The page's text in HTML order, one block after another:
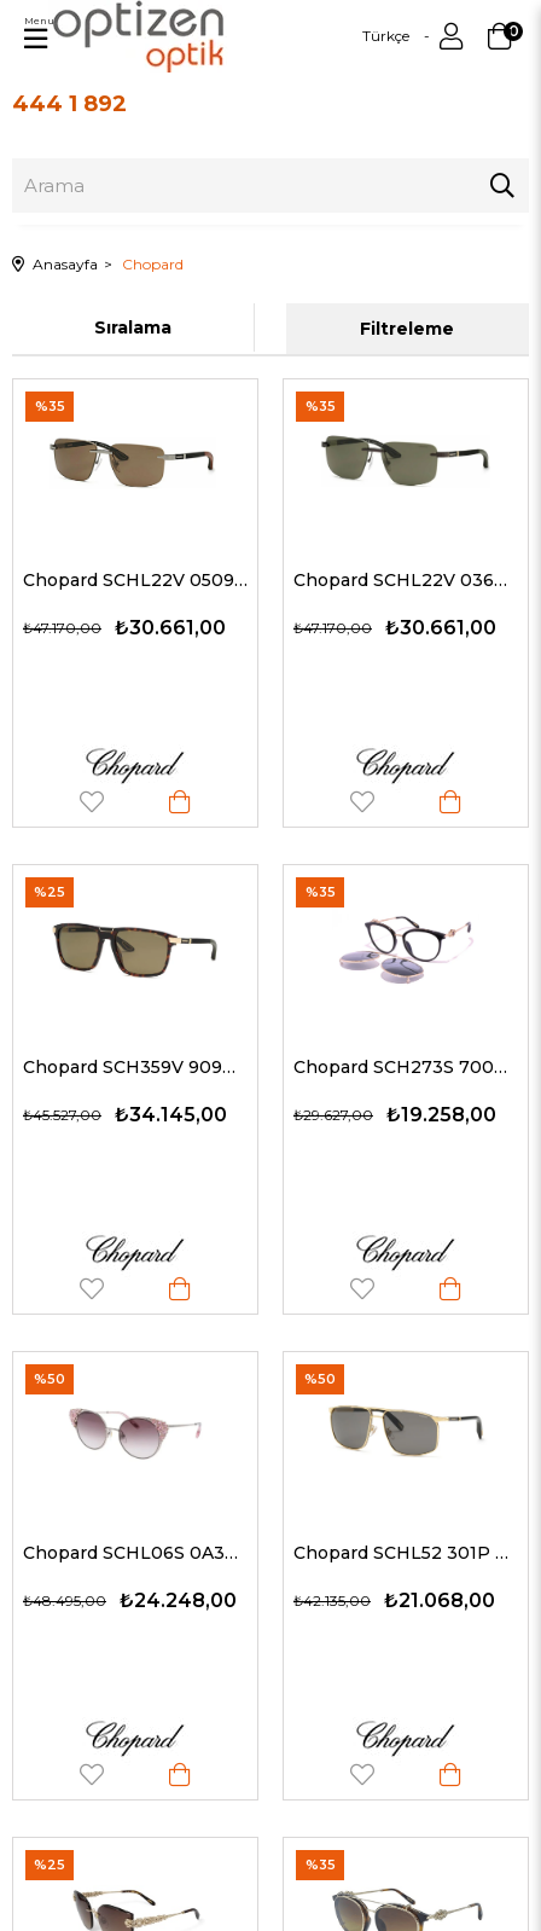
444 1 892
Türkçe 0
Menu
Anasayfa Chopard
Filtreleme
Sıralama
Chopard SCHL22V 0509 61 G Erkek Güneş Gözlükleri
₺30.661,00
₺47.170,00
%35
Chopard SCHL22V 0360 61 G Erkek Güneş Gözlükleri
₺30.661,00
₺47.170,00
%35
Chopard SCH359V 909P 60 G Erkek Güneş Gözlükleri
₺34.145,00
₺45.527,00
%25
Chopard SCH273S 700P 53-19 G Kadın Güneş Gözlükleri
₺19.258,00
₺29.627,00
%35
Chopard SCHL06S 0A39 53 Kadın Güneş Gözlükleri
₺24.248,00
₺48.495,00
%50
Chopard SCHL52 301P 64 G Erkek Güneş Gözlükleri
₺21.068,00
₺42.135,00
%50
%25 %35